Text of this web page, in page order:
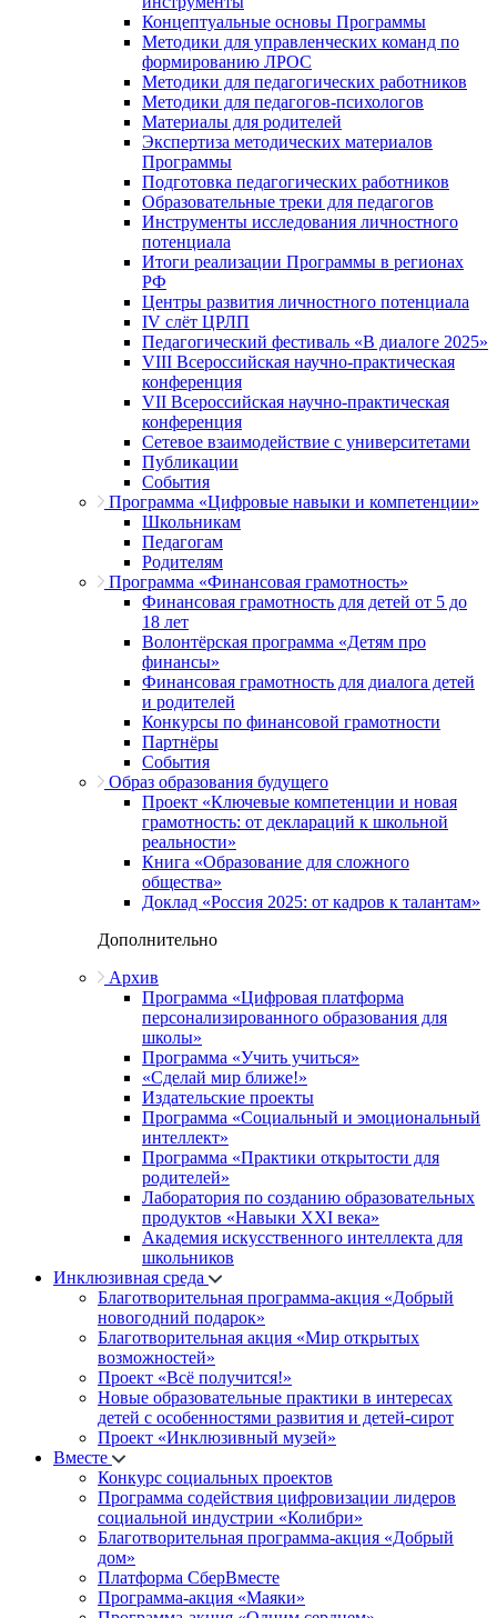
Концептуальные основы Программы
Методики для управленческих команд по
формированию ЛРОС
Методики для педагогических работников
Методики для педагогов-психологов
Материалы для родителей
Экспертиза методических материалов
Программы
Подготовка педагогических работников
Образовательные треки для педагогов
Инструменты исследования личностного
потенциала
Итоги реализации Программы в регионах
РФ
Центры развития личностного потенциала
IV слёт ЦРЛП
Педагогический фестиваль «В диалоге 2025»
VIII Всероссийская научно-практическая
конференция
VII Всероссийская научно-практическая
конференция
Сетевое взаимодействие с университетами
Публикации
События
Программа «Цифровые навыки и компетенции»
Школьникам
Педагогам
Родителям
Программа «Финансовая грамотность»
Финансовая грамотность для детей от 5 до
18 лет
Волонтёрская программа «Детям про
финансы»
Финансовая грамотность для диалога детей
и родителей
Конкурсы по финансовой грамотности
Партнёры
События
Образ образования будущего
Проект «Ключевые компетенции и новая
грамотность: от деклараций к школьной
реальности»
Книга «Образование для сложного
общества»
Доклад «Россия 2025: от кадров к талантам»
Дополнительно
Архив
Программа «Цифровая платформа
персонализированного образования для
школы»
Программа «Учить учиться»
«Сделай мир ближе!»
Издательские проекты
Программа «Социальный и эмоциональный
интеллект»
Программа «Практики открытости для
родителей»
Лаборатория по созданию образовательных
продуктов «Навыки XXI века»
Академия искусственного интеллекта для
школьников
Инклюзивная среда
Благотворительная программа-акция «Добрый
новогодний подарок»
Благотворительная акция «Мир открытых
возможностей»
Проект «Всё получится!»
Новые образовательные практики в интересах
детей с особенностями развития и детей-сирот
Проект «Инклюзивный музей»
Вместе
Конкурс социальных проектов
Программа содействия цифровизации лидеров
социальной индустрии «Колибри»
Благотворительная программа-акция «Добрый
дом»
Платформа СберВместе
Программа-акция «Маяки»